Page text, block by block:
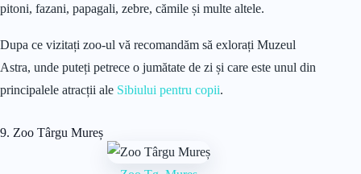
pitoni, fazani, papagali, zebre, cămile și multe altele.
Dupa ce vizitați zoo-ul vă recomandăm să exlorați Muzeul
Astra, unde puteți petrece o jumătate de zi și care este unul din
principalele atracții ale Sibiului pentru copii.
9. Zoo Târgu Mureș